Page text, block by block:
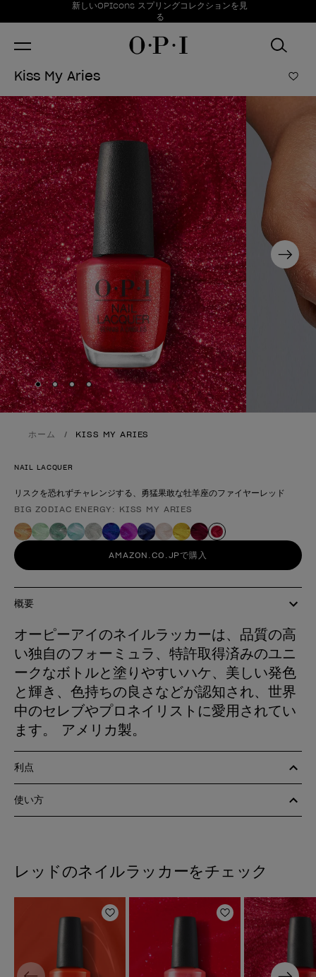
お得情報新しいOPIcons スプリングコレクションを見
る
Item 1 of 1
Kiss My Aries ほ
Next
Skip to slide1
Skip to slide2
Skip to slide3
Skip to slide4
ホーム KISS MY ARIES
NAIL LACQUER
リスクを恐れずチャレンジする、勇猛果敢な牡羊座のファイヤーレッド
製品形態
BIG ZODIAC ENERGY: KISS MY ARIES
AMAZON.CO.JPで購入
概要
オーピーアイのネイルラッカーは、品質の高
い独自のフォーミュラ、特許取得済みのユニ
ークなボトルと塗りやすいハケ、美しい発色
と輝き、色持ちの良さなどが認知され、世界
中のセレブやプロネイリストに愛用されてい
ます。 アメリカ製。
利点
使い方
レッドのネイルラッカーをチェック
ほしいものリストに追加ほしいものリス
Previous Next